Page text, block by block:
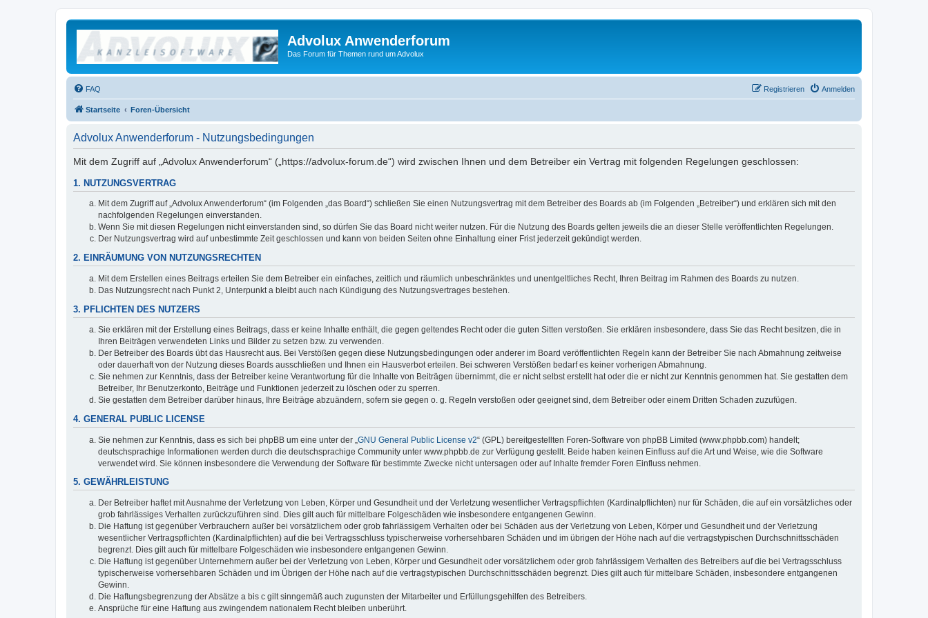
Advolux Anwenderforum
Das Forum für Themen rund um Advolux
FAQ Anmelden
Registrieren
Startseite Foren-Übersicht
Advolux Anwenderforum - Nutzungsbedingungen
Mit dem Zugriff auf „Advolux Anwenderforum“ („https://advolux-forum.de“) wird zwischen Ihnen und dem Betreiber ein Vertrag mit folgenden Regelungen geschlossen:
1. NUTZUNGSVERTRAG
Mit dem Zugriff auf „Advolux Anwenderforum“ (im Folgenden „das Board“) schließen Sie einen Nutzungsvertrag mit dem Betreiber des Boards ab (im Folgenden „Betreiber“) und erklären sich mit den
nachfolgenden Regelungen einverstanden.
Wenn Sie mit diesen Regelungen nicht einverstanden sind, so dürfen Sie das Board nicht weiter nutzen. Für die Nutzung des Boards gelten jeweils die an dieser Stelle veröffentlichten Regelungen.
Der Nutzungsvertrag wird auf unbestimmte Zeit geschlossen und kann von beiden Seiten ohne Einhaltung einer Frist jederzeit gekündigt werden.
2. EINRÄUMUNG VON NUTZUNGSRECHTEN
Mit dem Erstellen eines Beitrags erteilen Sie dem Betreiber ein einfaches, zeitlich und räumlich unbeschränktes und unentgeltliches Recht, Ihren Beitrag im Rahmen des Boards zu nutzen.
Das Nutzungsrecht nach Punkt 2, Unterpunkt a bleibt auch nach Kündigung des Nutzungsvertrages bestehen.
3. PFLICHTEN DES NUTZERS
Sie erklären mit der Erstellung eines Beitrags, dass er keine Inhalte enthält, die gegen geltendes Recht oder die guten Sitten verstoßen. Sie erklären insbesondere, dass Sie das Recht besitzen, die in
Ihren Beiträgen verwendeten Links und Bilder zu setzen bzw. zu verwenden.
Der Betreiber des Boards übt das Hausrecht aus. Bei Verstößen gegen diese Nutzungsbedingungen oder anderer im Board veröffentlichten Regeln kann der Betreiber Sie nach Abmahnung zeitweise
oder dauerhaft von der Nutzung dieses Boards ausschließen und Ihnen ein Hausverbot erteilen. Bei schweren Verstößen bedarf es keiner vorherigen Abmahnung.
Sie nehmen zur Kenntnis, dass der Betreiber keine Verantwortung für die Inhalte von Beiträgen übernimmt, die er nicht selbst erstellt hat oder die er nicht zur Kenntnis genommen hat. Sie gestatten dem
Betreiber, Ihr Benutzerkonto, Beiträge und Funktionen jederzeit zu löschen oder zu sperren.
Sie gestatten dem Betreiber darüber hinaus, Ihre Beiträge abzuändern, sofern sie gegen o. g. Regeln verstoßen oder geeignet sind, dem Betreiber oder einem Dritten Schaden zuzufügen.
4. GENERAL PUBLIC LICENSE
Sie nehmen zur Kenntnis, dass es sich bei phpBB um eine unter der „ GNU General Public License v2“ (GPL) bereitgestellten Foren-Software von phpBB Limited (www.phpbb.com) handelt;
deutschsprachige Informationen werden durch die deutschsprachige Community unter www.phpbb.de zur Verfügung gestellt. Beide haben keinen Einfluss auf die Art und Weise, wie die Software
verwendet wird. Sie können insbesondere die Verwendung der Software für bestimmte Zwecke nicht untersagen oder auf Inhalte fremder Foren Einfluss nehmen.
5. GEWÄHRLEISTUNG
Der Betreiber haftet mit Ausnahme der Verletzung von Leben, Körper und Gesundheit und der Verletzung wesentlicher Vertragspflichten (Kardinalpflichten) nur für Schäden, die auf ein vorsätzliches oder
grob fahrlässiges Verhalten zurückzuführen sind. Dies gilt auch für mittelbare Folgeschäden wie insbesondere entgangenen Gewinn.
Die Haftung ist gegenüber Verbrauchern außer bei vorsätzlichem oder grob fahrlässigem Verhalten oder bei Schäden aus der Verletzung von Leben, Körper und Gesundheit und der Verletzung
wesentlicher Vertragspflichten (Kardinalpflichten) auf die bei Vertragsschluss typischerweise vorhersehbaren Schäden und im übrigen der Höhe nach auf die vertragstypischen Durchschnittsschäden
begrenzt. Dies gilt auch für mittelbare Folgeschäden wie insbesondere entgangenen Gewinn.
Die Haftung ist gegenüber Unternehmern außer bei der Verletzung von Leben, Körper und Gesundheit oder vorsätzlichem oder grob fahrlässigem Verhalten des Betreibers auf die bei Vertragsschluss
typischerweise vorhersehbaren Schäden und im Übrigen der Höhe nach auf die vertragstypischen Durchschnittsschäden begrenzt. Dies gilt auch für mittelbare Schäden, insbesondere entgangenen
Gewinn.
Die Haftungsbegrenzung der Absätze a bis c gilt sinngemäß auch zugunsten der Mitarbeiter und Erfüllungsgehilfen des Betreibers.
Ansprüche für eine Haftung aus zwingendem nationalem Recht bleiben unberührt.